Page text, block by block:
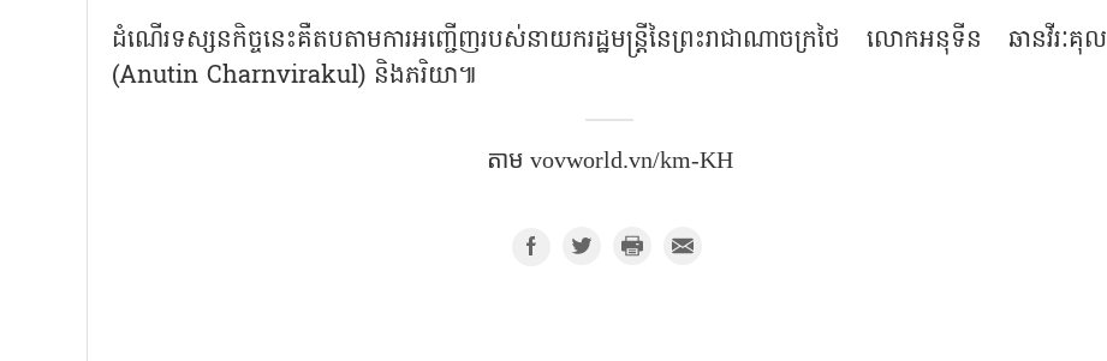
ដំណើរទស្សនកិច្ចនេះគឺតបតាមការអញ្ជើញរបស់នាយករដ្ឋមន្ត្រីនៃព្រះរាជាណាចក្រថៃ លោកអនុទីន ឆានវីរៈគុល
(Anutin Charnvirakul) និងភរិយា៕
តាម vovworld.vn/km-KH